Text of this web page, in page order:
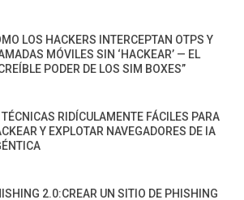
LOS HACKERS INTERCEPTAN OTPS Y
MÓVILES SIN ‘HACKEAR’ — EL
PODER DE LOS SIM BOXES”
RIDÍCULAMENTE FÁCILES PARA
Y EXPLOTAR NAVEGADORES DE IA
2.0:CREAR UN SITIO DE PHISHING